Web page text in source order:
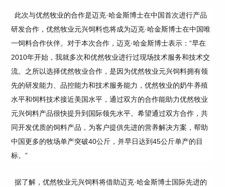
此次与优然牧业的合作是迈克·哈金斯博士在中国首次进行产品
研发合作，优然牧业元兴饲料也将成为迈克·哈金斯博士在中国唯
一饲料合作伙伴。对于本次合作，迈克·哈金斯博士表示：“早在
2010年开始，我就多次和优然牧业进行过现场技术服务和技术交
流。之所以选择优然牧业合作，是因为优然牧业元兴饲料拥有领
先的研发能力、品控能力和技术服务能力，优然牧业的奶牛养殖
水平和饲料技术接近美国水平，通过双方的合作能助力优然牧业
元兴饲料产品很快提升到国际领先水平。希望通过双方合作，共
同开发优质的饲料产品，为客户提供先进的营养解决方案，帮助
中国更多的牧场单产突破40公斤，并早日达到45公斤单产的目
标。”
据了解，优然牧业元兴饲料将借助迈克·哈金斯博士国际先进的